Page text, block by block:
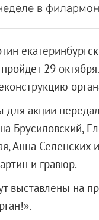
в
29
для акции
Брусиловский,
Анна Селенских
и гравюр.
выставлены на